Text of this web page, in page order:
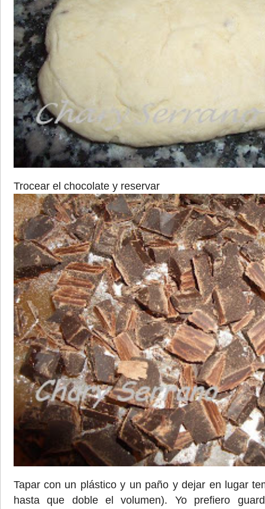
Trocear el chocolate y reservar
Tapar con un plástico y un paño y dejar en lugar
hasta que doble el volumen). Yo prefiero